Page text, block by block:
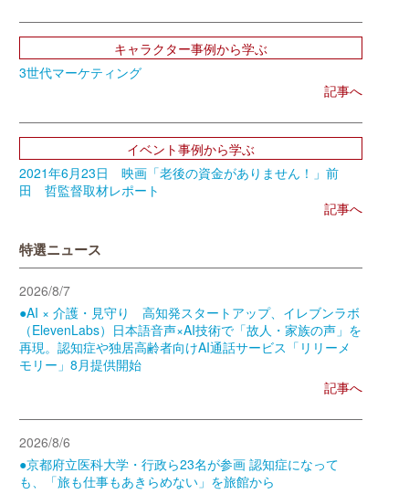
キャラクター事例から学ぶ
3世代マーケティング
記事へ
イベント事例から学ぶ
2021年6月23日 映画「老後の資金がありません！」前
田 哲監督取材レポート
記事へ
特選ニュース
2026/8/7
●AI × 介護・見守り 高知発スタートアップ、イレブンラボ
（ElevenLabs）日本語音声×AI技術で「故人・家族の声」を
再現。認知症や独居高齢者向けAI通話サービス「リリーメ
モリー」8月提供開始
記事へ
2026/8/6
●京都府立医科大学・行政ら23名が参画 認知症になって
も、「旅も仕事もあきらめない」を旅館から